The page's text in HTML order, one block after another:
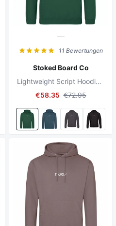
11 Bewertungen
Stoked Board Co
Lightweight Script Hoodie Bottle Green
€58.35 €72.95